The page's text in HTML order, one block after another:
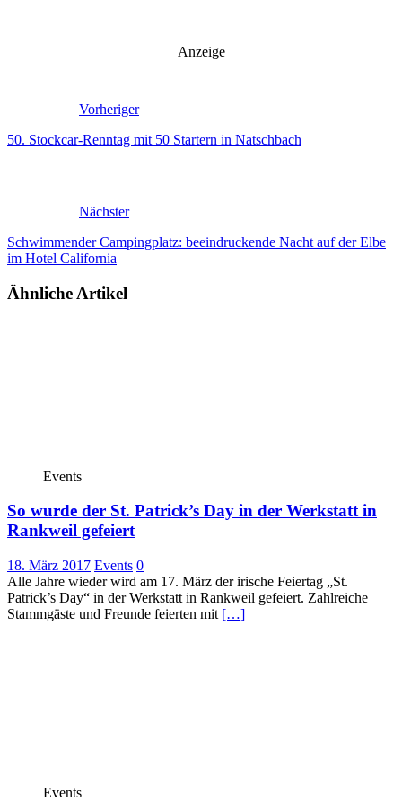
Anzeige
Vorheriger
50. Stockcar-Renntag mit 50 Startern in Natschbach
Nächster
Schwimmender Campingplatz: beeindruckende Nacht auf der Elbe
im Hotel California
Ähnliche Artikel
Events
So wurde der St. Patrick’s Day in der Werkstatt in
Rankweil gefeiert
18. März 2017 Events 0
Alle Jahre wieder wird am 17. März der irische Feiertag „St.
Patrick’s Day“ in der Werkstatt in Rankweil gefeiert. Zahlreiche
Stammgäste und Freunde feierten mit […]
Events